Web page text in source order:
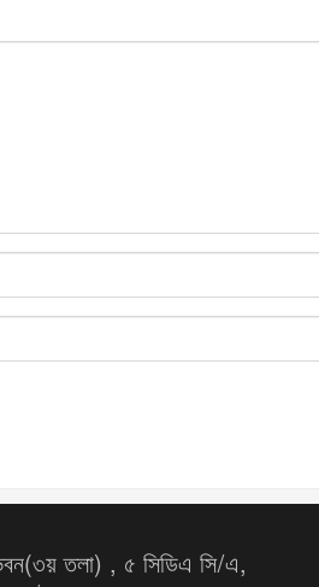
তলা) , ৫ সিডিএ সি/এ,